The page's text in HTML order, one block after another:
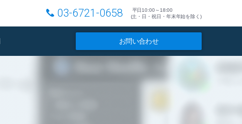
03-6721-0658
平日10:00～18:00
(土・日・祝日・年末年始を除く)
お問い合わせ